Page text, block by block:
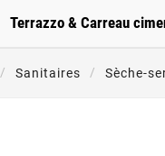
Terrazzo & Carreau
Sanitaires Sèche-